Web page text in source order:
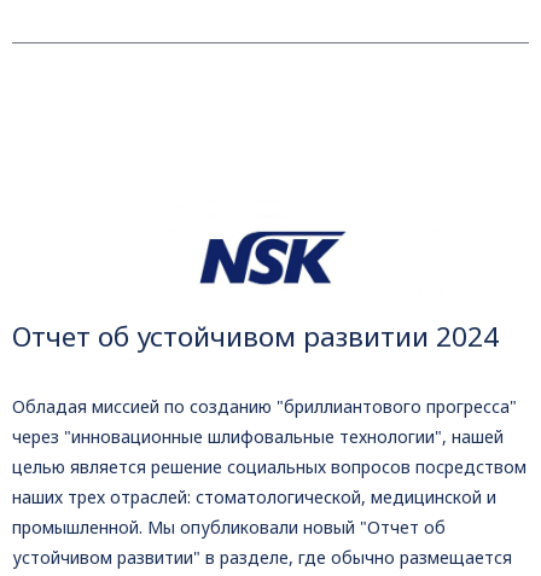
Отчет об устойчивом развитии 2024
Обладая миссией по созданию "бриллиантового прогресса"
через "инновационные шлифовальные технологии", нашей
целью является решение социальных вопросов посредством
наших трех отраслей: стоматологической, медицинской и
промышленной. Мы опубликовали новый "Отчет об
устойчивом развитии" в разделе, где обычно размещается